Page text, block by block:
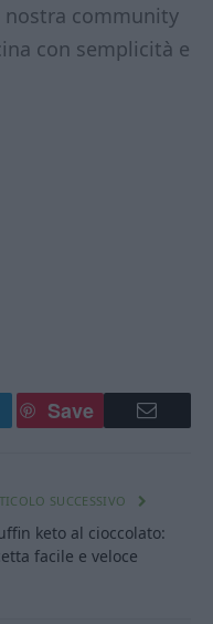
nostra community
con semplicità e
Save
Email
SUCCESSIVO
keto al cioccolato:
facile e veloce